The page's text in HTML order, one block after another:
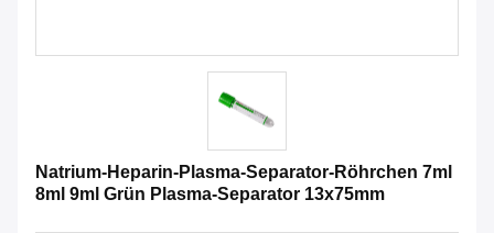
Natrium-Heparin-Plasma-Separator-Röhrchen 7ml
8ml 9ml Grün Plasma-Separator 13x75mm